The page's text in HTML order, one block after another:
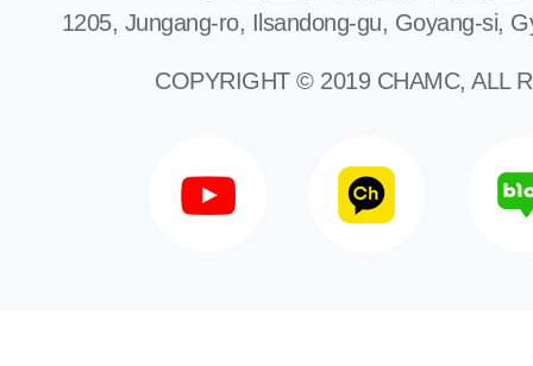
2023 임산부의날 현장
첫
1205, Jungang-ro, Ilsandong-gu, Goyang-si,
COPYRIGHT © 2019 CHAMC, ALL